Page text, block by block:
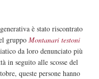
è stato riscontrato
gruppo Montanari testoni
da loro denunciato più
in seguito alle scosse del
queste persone hanno